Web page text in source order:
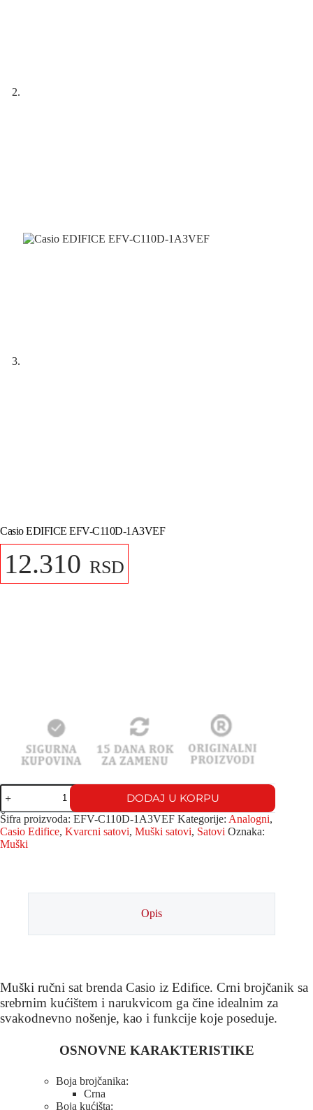
Casio EDIFICE EFV-C110D-1A3VEF
12.310 RSD
DODAJ U KORPU
Šifra proizvoda: EFV-C110D-1A3VEF Kategorije: Analogni,
Casio Edifice, Kvarcni satovi, Muški satovi, Satovi Oznaka:
Muški
Opis
Muški ručni sat brenda Casio iz Edifice. Crni brojčanik sa
srebrnim kućištem i narukvicom ga čine idealnim za
svakodnevno nošenje, kao i funkcije koje poseduje.
OSNOVNE KARAKTERISTIKE
Boja brojčanika:
Crna
Boja kućišta: